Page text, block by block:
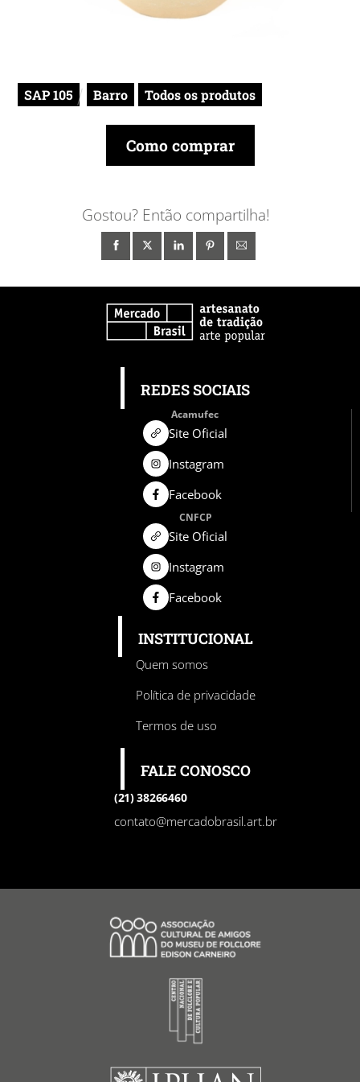
SAP 105 Barro Todos os produtos
Como comprar
Gostou? Então compartilha!
REDES SOCIAIS
Acamufec
Site Oficial
Instagram
Facebook
CNFCP
Site Oficial
Instagram
Facebook
INSTITUCIONAL
Quem somos
Política de privacidade
Termos de uso
FALE CONOSCO
(21) 38266460
contato@mercadobrasil.art.br